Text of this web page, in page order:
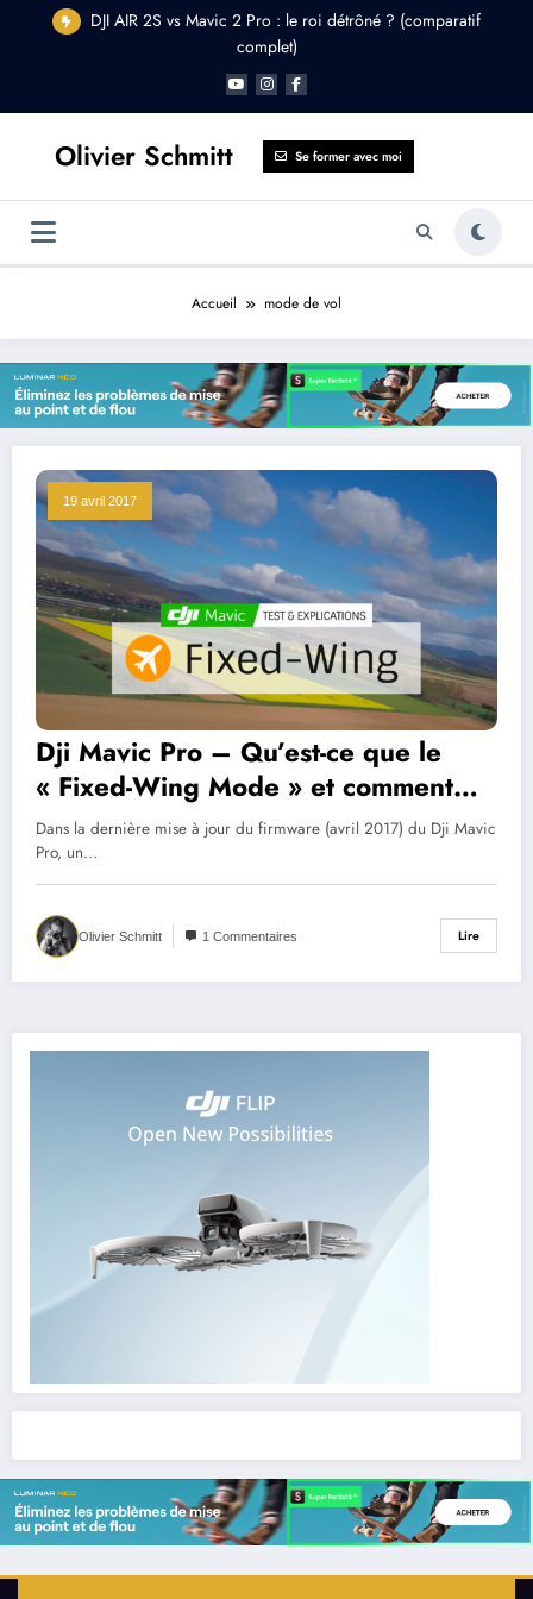
DJI AIR 2S vs Mavic 2 Pro : le roi détrôné ? (comparatif
complet)
Olivier Schmitt Se former avec moi
Accueil mode de vol
19 avril 2017
Dji Mavic Pro – Qu’est-ce que le
« Fixed-Wing Mode » et comment
l’utiliser ?
Dans la dernière mise à jour du firmware (avril 2017) du Dji Mavic
Pro, un…
Olivier Schmitt 1 Commentaires Lire